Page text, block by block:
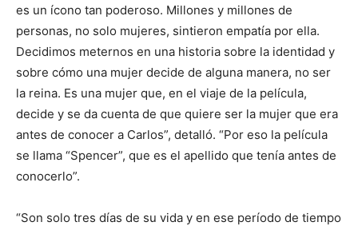
es un ícono tan poderoso. Millones y millones de
personas, no solo mujeres, sintieron empatía por ella.
Decidimos meternos en una historia sobre la identidad y
sobre cómo una mujer decide de alguna manera, no ser
la reina. Es una mujer que, en el viaje de la película,
decide y se da cuenta de que quiere ser la mujer que era
antes de conocer a Carlos”, detalló. “Por eso la película
se llama “Spencer”, que es el apellido que tenía antes de
conocerlo”.
“Son solo tres días de su vida y en ese período de tiempo